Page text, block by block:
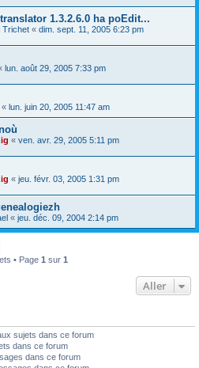
1.3.2.6.0 ha poEdit...
Trichet « dim. sept. 11, 2005 6:23 pm
lun. août 29, 2005 7:33 pm
« lun. juin 20, 2005 11:47 am
« ven. avr. 29, 2005 5:11 pm
« jeu. févr. 03, 2005 1:31 pm
« jeu. déc. 09, 2004 2:14 pm
• Page 1 sur 1
Aller
sujets dans ce forum
dans ce forum
dans ce forum